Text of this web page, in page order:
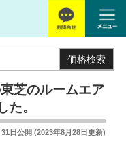
価格検索
芝のルームエア
た。
日公開 (2023年8月28日更新)